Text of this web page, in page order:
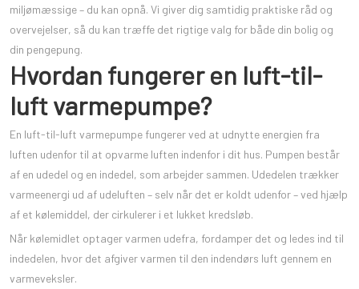
miljømæssige – du kan opnå. Vi giver dig samtidig praktiske råd og
overvejelser, så du kan træffe det rigtige valg for både din bolig og
din pengepung.
Hvordan fungerer en luft-til-
luft varmepumpe?
En luft-til-luft varmepumpe fungerer ved at udnytte energien fra
luften udenfor til at opvarme luften indenfor i dit hus. Pumpen består
af en udedel og en indedel, som arbejder sammen. Udedelen trækker
varmeenergi ud af udeluften – selv når det er koldt udenfor – ved hjælp
af et kølemiddel, der cirkulerer i et lukket kredsløb.
Når kølemidlet optager varmen udefra, fordamper det og ledes ind til
indedelen, hvor det afgiver varmen til den indendørs luft gennem en
varmeveksler.